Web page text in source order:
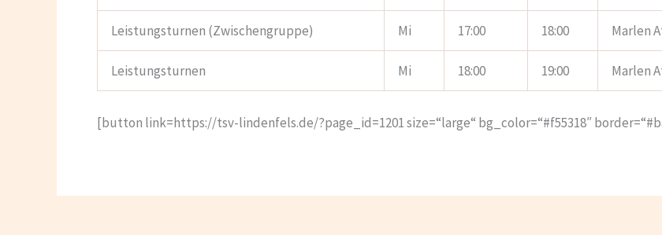
Leistungsturnen (Zwischengruppe) Mi 17:00 18:00 Marlen
Leistungsturnen Mi 18:00 19:00 Marlen
[button link=https://tsv-lindenfels.de/?page_id=1201 size=“large“ bg_color=“#f55318″